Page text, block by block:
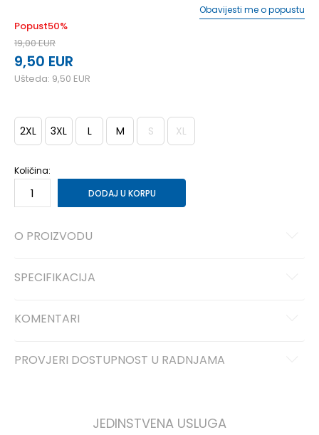
Popust50%
19,00EUR
9,50 EUR
Ušteda: 9,50 EUR
Obavijesti me o popustu
2XL 3XL L M S XL
Količina:
DODAJ U KORPU
O PROIZVODU
SPECIFIKACIJA
KOMENTARI
PROVJERI DOSTUPNOST U RADNJAMA
JEDINSTVENA USLUGA